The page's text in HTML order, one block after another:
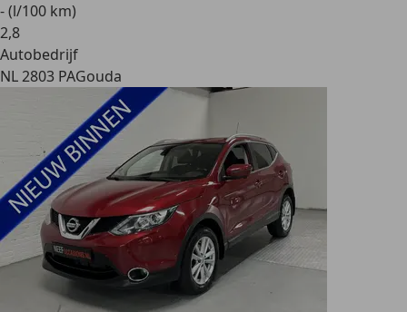
- (l/100 km)
2,8
Autobedrijf
NL 2803 PAGouda